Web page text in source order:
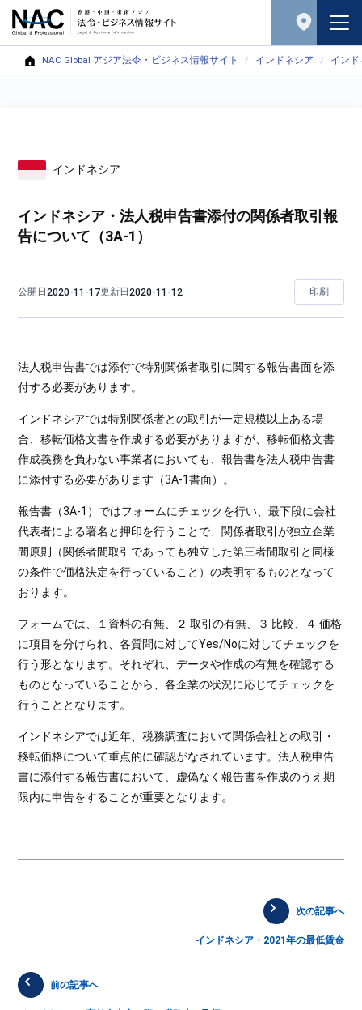
NAC Global アジア法令・ビジネス情報サイト インドネシア イン
インドネシア
インドネシア・法人税申告書添付の関係者取引報
告について（3A-1）
公開日2020-11-17更新日2020-11-12 印刷
法人税申告書では添付で特別関係者取引に関する報告書面を添
付する必要があります。
インドネシアでは特別関係者との取引が一定規模以上ある場
合、移転価格文書を作成する必要がありますが、移転価格文書
作成義務を負わない事業者においても、報告書を法人税申告書
に添付する必要があります（3A-1書面）。
報告書（3A-1）ではフォームにチェックを行い、最下段に会社
代表者による署名と押印を行うことで、関係者取引が独立企業
間原則（関係者間取引であっても独立した第三者間取引と同様
の条件で価格決定を行っていること）の表明するものとなって
おります。
フォームでは、１資料の有無、２ 取引の有無、３ 比較、４ 価格
に項目を分けられ、各質問に対してYes/Noに対してチェックを
行う形となります。それぞれ、データや作成の有無を確認する
ものとなっていることから、各企業の状況に応じてチェックを
行うこととなります。
インドネシアでは近年、税務調査において関係会社との取引・
移転価格について重点的に確認がなされています。法人税申告
書に添付する報告書において、虚偽なく報告書を作成のうえ期
限内に申告をすることが重要となります。
次の記事へ
インドネシア・2021年の最低賃金
前の記事へ